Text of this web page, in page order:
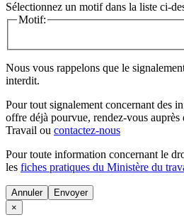
Sélectionnez un motif dans la liste ci-
Motif:
Nous vous rappelons que le
interdit.
Pour tout signalement concernant des
offre déjà pourvue, rendez-vous
Travail ou contactez-nous
Pour toute information concernant le
les fiches pratiques du Ministère du
Annuler
×